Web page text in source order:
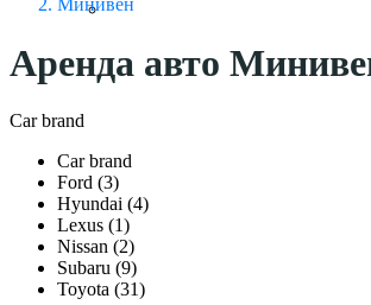
Минивен
Аренда авто
Car brand
Car brand
Ford (3)
Hyundai (4)
Lexus (1)
Nissan (2)
Subaru (9)
Toyota (31)